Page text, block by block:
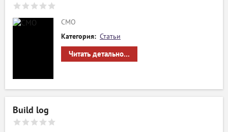
CMO
Категория: Статьи
Читать детально...
Build log